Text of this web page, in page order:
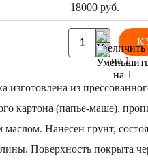
18000 руб.
изготовлена из
картона (папье-маше),
Нанесен грунт,
Поверхность покрыта